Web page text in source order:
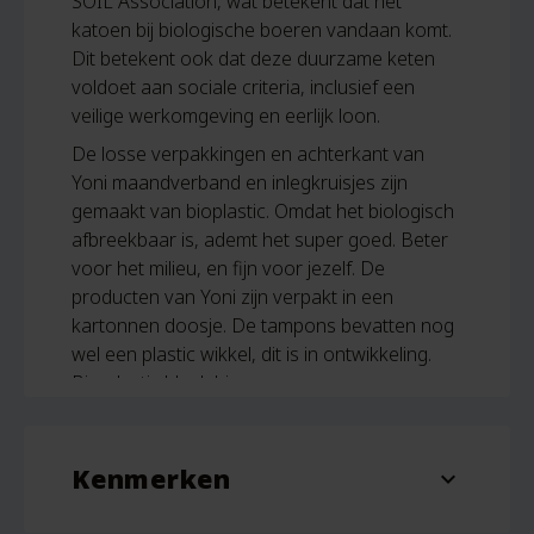
katoen bij biologische boeren vandaan komt.
Dit betekent ook dat deze duurzame keten
voldoet aan sociale criteria, inclusief een
veilige werkomgeving en eerlijk loon.
De losse verpakkingen en achterkant van
Yoni maandverband en inlegkruisjes zijn
gemaakt van bioplastic. Omdat het biologisch
afbreekbaar is, ademt het super goed. Beter
voor het milieu, en fijn voor jezelf. De
producten van Yoni zijn verpakt in een
kartonnen doosje. De tampons bevatten nog
wel een plastic wikkel, dit is in ontwikkeling.
Bio-plastic bleek hiervoor geen succes.
Kenmerken expand_more